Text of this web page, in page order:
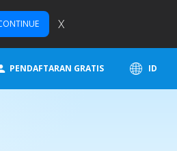
X
PENDAFTARAN GRATIS ID